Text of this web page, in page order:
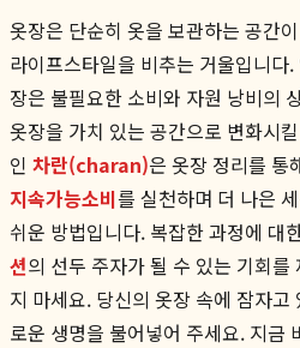
옷장은 단순히 옷을 보관하는 공간
라이프스타일을 비추는 거울입니다
장은 불필요한 소비와 자원 낭비의
옷장을 가치 있는 공간으로 변화시
인 차란(charan)은 옷장 정리를 통
지속가능소비를 실천하며 더 나은
쉬운 방법입니다. 복잡한 과정에 대
션의 선두 주자가 될 수 있는 기회를
지 마세요. 당신의 옷장 속에 잠자
로운 생명을 불어넣어 주세요. 지금